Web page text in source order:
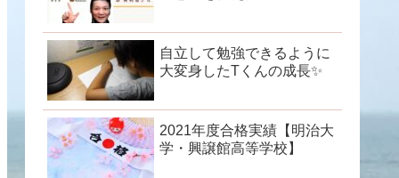
自立して勉強できるように
大変身したTくんの成長✨
2021年度合格実績【明治大
学・興譲館高等学校】